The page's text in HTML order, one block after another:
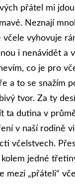
přátel mi
Neznají
včele vyhovuje
i nenávidět a
co je pro
a to se snažím
tvor. Za ty
ta dutina v
v naší rodině
včelstvech.
jedné
mezi „přáteli“